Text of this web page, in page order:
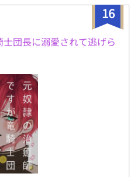
16
団長に溺愛されて逃げら